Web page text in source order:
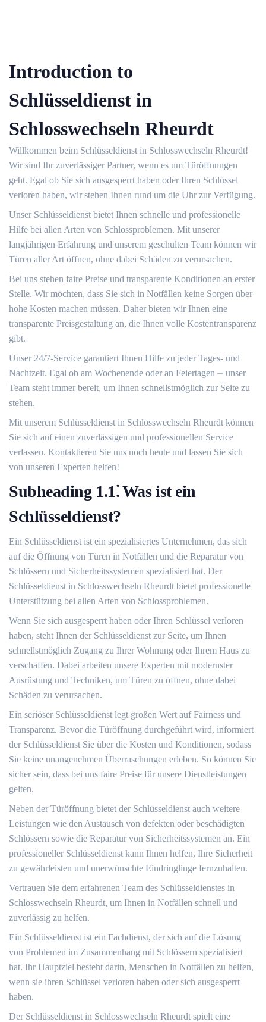
Introduction to
Schlüsseldienst in
Schlosswechseln Rheurdt
Willkommen beim Schlüsseldienst in Schlosswechseln Rheurdt!​
Wir sind Ihr zuverlässiger Partner, wenn es um Türöffnungen
geht.​ Egal ob Sie sich ausgesperrt haben oder Ihren Schlüssel
verloren haben, wir stehen Ihnen rund um die Uhr zur Verfügung.​
Unser Schlüsseldienst bietet Ihnen schnelle und professionelle
Hilfe bei allen Arten von Schlossproblemen.​ Mit unserer
langjährigen Erfahrung und unserem geschulten Team können wir
Türen aller Art öffnen, ohne dabei Schäden zu verursachen.​
Bei uns stehen faire Preise und transparente Konditionen an erster
Stelle.​ Wir möchten, dass Sie sich in Notfällen keine Sorgen über
hohe Kosten machen müssen.​ Daher bieten wir Ihnen eine
transparente Preisgestaltung an, die Ihnen volle Kostentransparenz
gibt.​
Unser 24/7-Service garantiert Ihnen Hilfe zu jeder Tages- und
Nachtzeit. Egal ob am Wochenende oder an Feiertagen ⏤ unser
Team steht immer bereit, um Ihnen schnellstmöglich zur Seite zu
stehen.​
Mit unserem Schlüsseldienst in Schlosswechseln Rheurdt können
Sie sich auf einen zuverlässigen und professionellen Service
verlassen.​ Kontaktieren Sie uns noch heute und lassen Sie sich
von unseren Experten helfen!​
Subheading 1.​1⁚ Was ist ein
Schlüsseldienst?​
Ein Schlüsseldienst ist ein spezialisiertes Unternehmen, das sich
auf die Öffnung von Türen in Notfällen und die Reparatur von
Schlössern und Sicherheitssystemen spezialisiert hat.​ Der
Schlüsseldienst in Schlosswechseln Rheurdt bietet professionelle
Unterstützung bei allen Arten von Schlossproblemen.​
Wenn Sie sich ausgesperrt haben oder Ihren Schlüssel verloren
haben, steht Ihnen der Schlüsseldienst zur Seite, um Ihnen
schnellstmöglich Zugang zu Ihrer Wohnung oder Ihrem Haus zu
verschaffen.​ Dabei arbeiten unsere Experten mit modernster
Ausrüstung und Techniken, um Türen zu öffnen, ohne dabei
Schäden zu verursachen.​
Ein seriöser Schlüsseldienst legt großen Wert auf Fairness und
Transparenz.​ Bevor die Türöffnung durchgeführt wird, informiert
der Schlüsseldienst Sie über die Kosten und Konditionen, sodass
Sie keine unangenehmen Überraschungen erleben. So können Sie
sicher sein, dass bei uns faire Preise für unsere Dienstleistungen
gelten.​
Neben der Türöffnung bietet der Schlüsseldienst auch weitere
Leistungen wie den Austausch von defekten oder beschädigten
Schlössern sowie die Reparatur von Sicherheitssystemen an.​ Ein
professioneller Schlüsseldienst kann Ihnen helfen, Ihre Sicherheit
zu gewährleisten und unerwünschte Eindringlinge fernzuhalten.​
Vertrauen Sie dem erfahrenen Team des Schlüsseldienstes in
Schlosswechseln Rheurdt, um Ihnen in Notfällen schnell und
zuverlässig zu helfen.​
Ein Schlüsseldienst ist ein Fachdienst, der sich auf die Lösung
von Problemen im Zusammenhang mit Schlössern spezialisiert
hat.​ Ihr Hauptziel besteht darin, Menschen in Notfällen zu helfen,
wenn sie ihren Schlüssel verloren haben oder sich ausgesperrt
haben.​
Der Schlüsseldienst in Schlosswechseln Rheurdt spielt eine